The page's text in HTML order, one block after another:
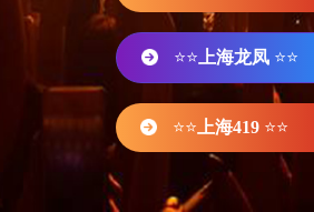
⭐⭐ 上海龙凤 ⭐⭐
⭐⭐ 上海419 ⭐⭐